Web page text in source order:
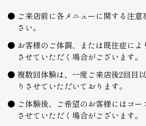
ご来店前に各メニューに関する注
さい。
お客様のご体調、または既往症によ
させていただく場合がございます。
複数回体験は、一度ご来店後2回目
りさせていただいております。
ご体験後、ご希望のお客様にはコー
させていただく場合がございます。